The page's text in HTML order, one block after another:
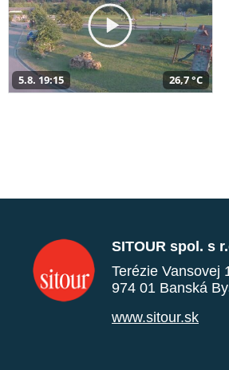
5.8. 19:15 26,7 °C
SITOUR spol. s
Terézie Vansovej
974 01 Banská
www.sitour.sk